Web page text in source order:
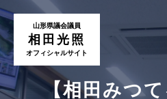
山形県議会議員
相田光照
オフィシャルサイト
【相田みつ